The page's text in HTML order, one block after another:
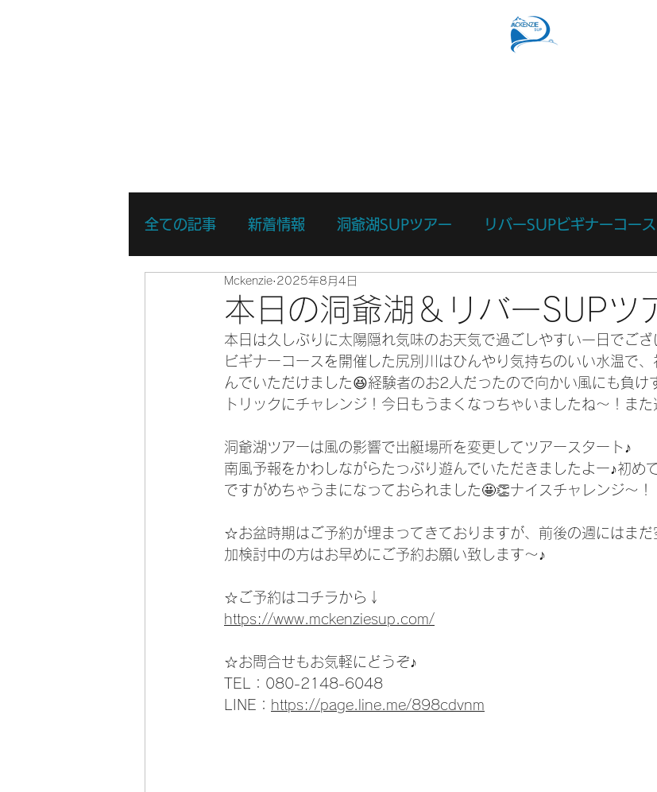
全ての記事 新着情報 洞爺湖SUPツアー リバーSUPビギナーコース
リバーSUPスキルアップコース
リバーSUPスポットプレイ リバーサーフィン体験 リバーSUP体験
本日の洞爺湖＆リバーSUPツ
Mckenzie 2025年8月4日
本日は久しぶりに太陽隠れ気味のお天気で過ごしやすい一日でござ
ビギナーコースを開催した尻別川はひんやり気持ちのいい水温で
んでいただけました😆経験者のお2人だったので向かい風にも負け
トリックにチャレンジ！今日もうまくなっちゃいましたね～！ま
洞爺湖ツアーは風の影響で出艇場所を変更してツアースタート♪
南風予報をかわしながらたっぷり遊んでいただきましたよー♪初め
ですがめちゃうまになっておられました🤩👏ナイスチャレンジ～！
☆お盆時期はご予約が埋まってきておりますが、前後の週にはまだ
加検討中の方はお早めにご予約お願い致します～♪
☆ご予約はコチラから↓
https://www.mckenziesup.com/
☆お問合せもお気軽にどうぞ♪
TEL：080-2148-6048
LINE： https://page.line.me/898cdvnm